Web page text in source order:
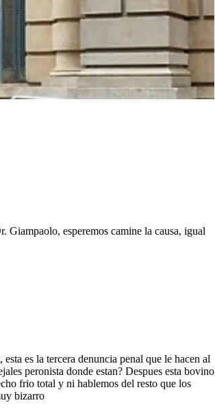
Giampaolo, esperemos camine la causa, igual
es la tercera denuncia penal que le hacen al
peronista donde estan? Despues esta bovino
frio total y ni hablemos del resto que los
bizarro